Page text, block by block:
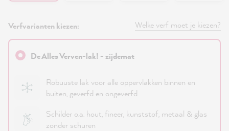
Verfvarianten kiezen: Welke verf moet je kiezen?
De Alles Verven-lak! - zijdemat
Robuuste lak voor alle oppervlakken binnen en
buiten, geverfd en ongeverfd
Schilder o.a. hout, fineer, kunststof, metaal & glas
zonder schuren